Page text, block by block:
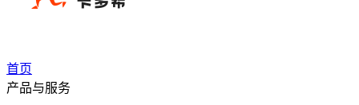
首页
产品与服务